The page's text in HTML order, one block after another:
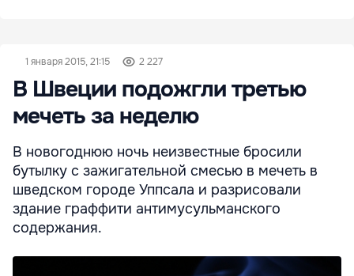
1 января 2015, 21:15 2 227
В Швеции подожгли третью
мечеть за неделю
В новогоднюю ночь неизвестные бросили
бутылку с зажигательной смесью в мечеть в
шведском городе Уппсала и разрисовали
здание граффити антимусульманского
содержания.